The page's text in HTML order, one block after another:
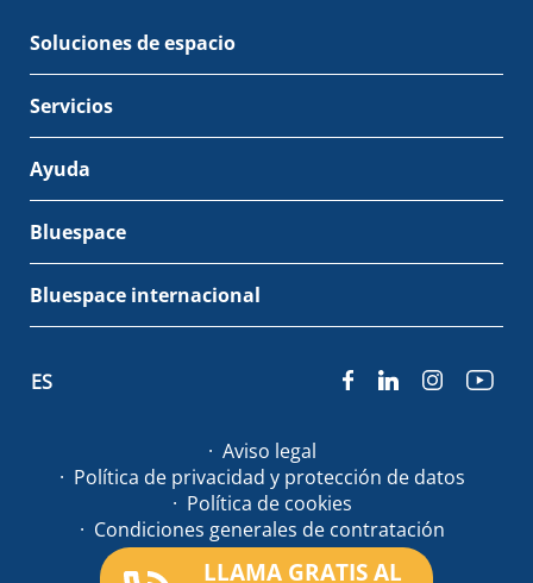
LLAMA GRATIS AL
Soluciones de espacio
Servicios
Ayuda
Bluespace
Bluespace internacional
© Bluespace 2026
Aviso legal
Política de privacidad y protección de datos
Política de cookies
Condiciones generales de contratación
ES